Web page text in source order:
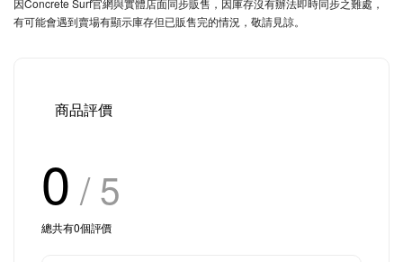
因Concrete Surf官網與實體店面同步販售，因庫存沒有辦法即時同步之難處，
有可能會遇到賣場有顯示庫存但已販售完的情況，敬請見諒。
商品評價
0 / 5
總共有0個評價